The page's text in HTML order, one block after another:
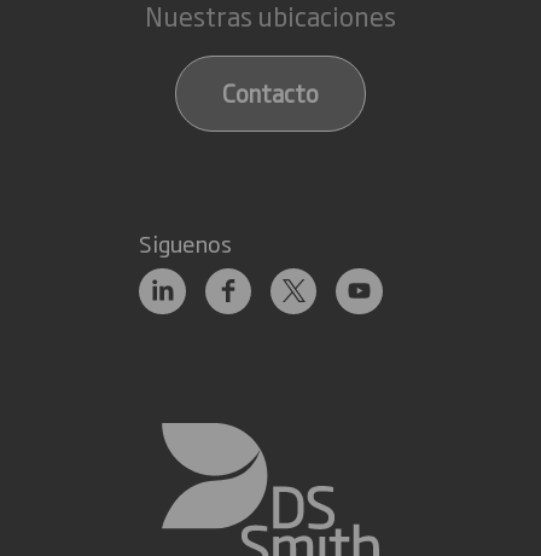
Nuestras ubicaciones
Contacto
Siguenos